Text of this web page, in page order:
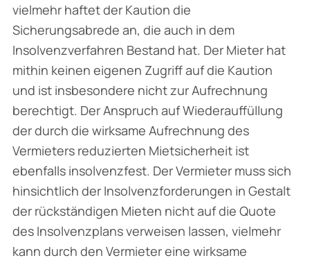
vielmehr haftet der Kaution die
Sicherungsabrede an, die auch in dem
Insolvenzverfahren Bestand hat. Der Mieter hat
mithin keinen eigenen Zugriff auf die Kaution
und ist insbesondere nicht zur Aufrechnung
berechtigt. Der Anspruch auf Wiederauffüllung
der durch die wirksame Aufrechnung des
Vermieters reduzierten Mietsicherheit ist
ebenfalls insolvenzfest. Der Vermieter muss sich
hinsichtlich der Insolvenzforderungen in Gestalt
der rückständigen Mieten nicht auf die Quote
des Insolvenzplans verweisen lassen, vielmehr
kann durch den Vermieter eine wirksame